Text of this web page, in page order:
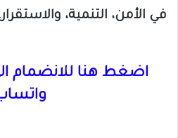
في الأمن، التنمية،
اضغط هنا للانضمام